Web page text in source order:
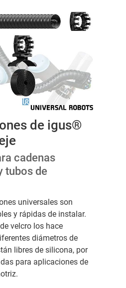
de igus®
cadenas
tubos de
universales son
y rápidas de instalar.
velcro los hace
diámetros de
libres de silicona, por
para aplicaciones de